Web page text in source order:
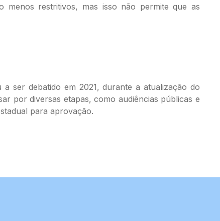
menos restritivos, mas isso não permite que as
ser debatido em 2021, durante a atualização do
por diversas etapas, como audiências públicas e
para aprovação.